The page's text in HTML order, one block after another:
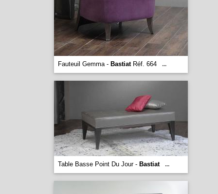
Fauteuil Gemma - BastiatRéf. 664 ...
Table Basse Point Du Jour - Bastiat ...